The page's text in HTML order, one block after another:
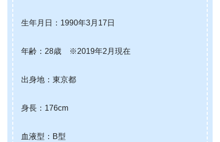
生年月日：1990年3月17日
年齢：28歳 ※2019年2月現在
出身地：東京都
身長：176cm
血液型：B型